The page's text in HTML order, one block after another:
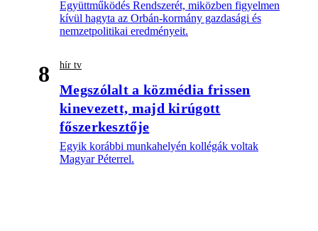
Együttműködés Rendszerét, miközben figyelmen
kívül hagyta az Orbán-kormány gazdasági és
nemzetpolitikai eredményeit.
8 hír tv
Megszólalt a közmédia frissen
kinevezett, majd kirúgott
főszerkesztője
Egyik korábbi munkahelyén kollégák voltak
Magyar Péterrel.